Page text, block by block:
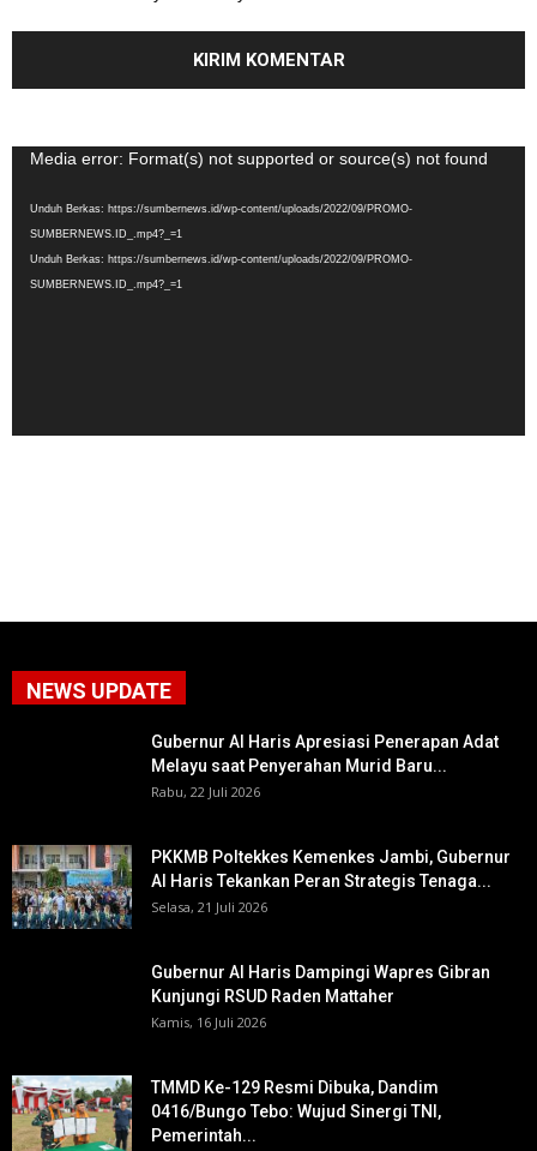
Pemutar
Media error: Format(s) not supported or source(s) not found
Unduh Berkas: https://sumbernews.id/wp-content/uploads/2022/09/PROMO-
SUMBERNEWS.ID_.mp4?_=1
Unduh Berkas: https://sumbernews.id/wp-content/uploads/2022/09/PROMO-
SUMBERNEWS.ID_.mp4?_=1
NEWS UPDATE
Gubernur Al Haris Apresiasi Penerapan Adat
Melayu saat Penyerahan Murid Baru...
Rabu, 22 Juli 2026
PKKMB Poltekkes Kemenkes Jambi, Gubernur
Al Haris Tekankan Peran Strategis Tenaga...
Selasa, 21 Juli 2026
Gubernur Al Haris Dampingi Wapres Gibran
Kunjungi RSUD Raden Mattaher
Kamis, 16 Juli 2026
TMMD Ke-129 Resmi Dibuka, Dandim
0416/Bungo Tebo: Wujud Sinergi TNI,
Pemerintah...